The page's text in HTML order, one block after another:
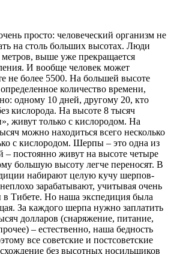
просто: человеческий организм не
на столь больших высотах. Люди
выше уже прекращается
И вообще человек может
не более 5500. На большей высоте
количество времени,
одному 10 дней, другому 20, кто
кислорода. На высоте 8 тысяч
живут только с кислородом. На
можно находиться всего несколько
с кислородом. Шерпы – это одна из
– постоянно живут на высоте четыре
большую высоту легче переносят. В
набирают целую кучу шерпов-
зарабатывают, учитывая очень
Тибете. Но наша экспедиция была
За каждого шерпа нужно заплатить
долларов (снаряжение, питание,
– естественно, наша бедность
все советские и постсоветские
без высотных носильщиков